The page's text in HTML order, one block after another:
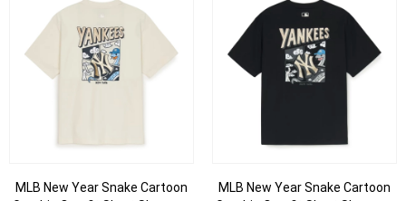
MLB New Year Snake Cartoon
MLB New Year Snake Cartoon